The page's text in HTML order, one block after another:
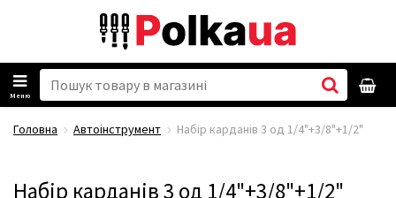
Меню
Головна Автоінструмент Набір карданів 3 од 1/4"+3/8"+1/2"
Набір карданів 3 од 1/4"+3/8"+1/2"